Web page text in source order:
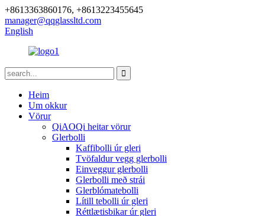
+8613363860176, +8613223455645
manager@qqglassltd.com
English
Heim
Um okkur
Vörur
QiAOQi heitar vörur
Glerbolli
Kaffibolli úr gleri
Tvöfaldur vegg glerbolli
Einveggur glerbolli
Glerbolli með strái
Glerblómatebolli
Lítill tebolli úr gleri
Réttlætisbikar úr gleri